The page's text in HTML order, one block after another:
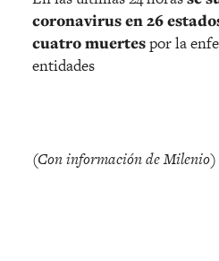
coronavirus en 26
cuatro muertespor la
entidades
(Con información de Milenio)